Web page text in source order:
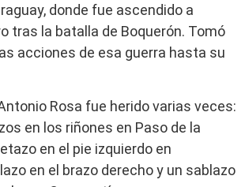
donde fue ascendido a
tras la batalla de Boquerón. Tomó
acciones de esa guerra hasta su
Rosa fue herido varias veces:
en los riñones en Paso de la
en el pie izquierdo en
en el brazo derecho y un sablazo